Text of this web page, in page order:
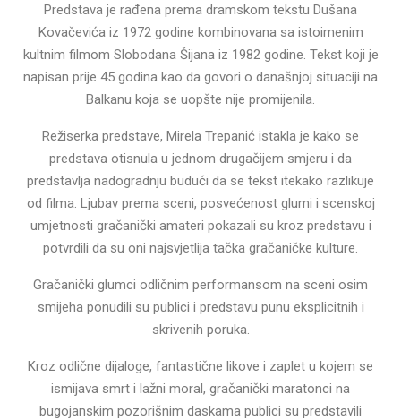
Predstava je rađena prema dramskom tekstu Dušana
Kovačevića iz 1972 godine kombinovana sa istoimenim
kultnim filmom Slobodana Šijana iz 1982 godine. Tekst koji je
napisan prije 45 godina kao da govori o današnjoj situaciji na
Balkanu koja se uopšte nije promijenila.
Režiserka predstave, Mirela Trepanić istakla je kako se
predstava otisnula u jednom drugačijem smjeru i da
predstavlja nadogradnju budući da se tekst itekako razlikuje
od filma. Ljubav prema sceni, posvećenost glumi i scenskoj
umjetnosti gračanički amateri pokazali su kroz predstavu i
potvrdili da su oni najsvjetlija tačka gračaničke kulture.
Gračanički glumci odličnim performansom na sceni osim
smijeha ponudili su publici i predstavu punu eksplicitnih i
skrivenih poruka.
Kroz odlične dijaloge, fantastične likove i zaplet u kojem se
ismijava smrt i lažni moral, gračanički maratonci na
bugojanskim pozorišnim daskama publici su predstavili